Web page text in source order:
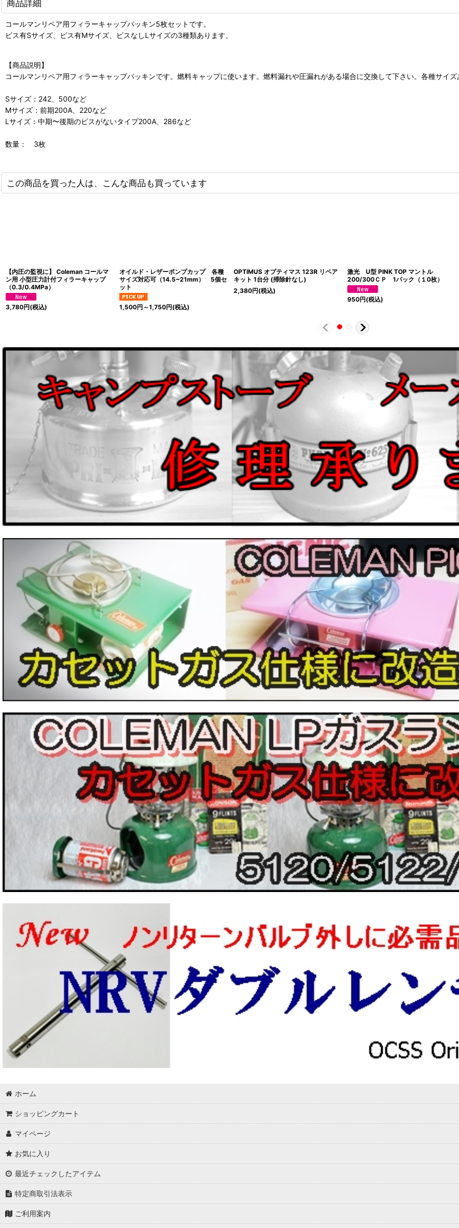
商品詳細
コールマンリペア用フィラーキャップパッキン5枚セットです。
ビス有Sサイズ、ビス有Mサイズ、ビスなしLサイズの3種類あります。
【商品説明】
コールマンリペア用フィラーキャップパッキンです。燃料キャップに使います。燃料漏れや圧漏れがある場合に交換して下さい。各種サイズ
Sサイズ：242、500など
Mサイズ：前期200A、220など
Lサイズ：中期〜後期のビスがないタイプ200A、286など
数量： 3枚
この商品を買った人は、こんな商品も買っています
【内圧の監視に】 Coleman コールマ
ン用 小型圧力計付フィラーキャップ
（0.3/0.4MPa）
3,780円(税込)
オイルド・レザーポンプカップ 各種
サイズ対応可（14.5~21mm） 5個セ
ット
1,500円 ～1,750円(税込)
OPTIMUS オプティマス 123R リペア
キット 1台分 (掃除針なし)
2,380円(税込)
激光 U型 PINK TOP マントル
200/300ＣＰ 1パック（１0枚）
950円(税込)
ホーム
ショッピングカート
マイページ
お気に入り
最近チェックしたアイテム
特定商取引法表示
ご利用案内